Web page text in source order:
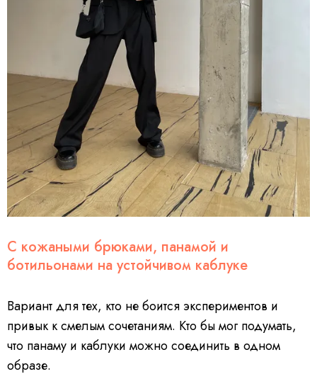
С кожаными брюками, панамой и
ботильонами на устойчивом каблуке
Вариант для тех, кто не боится экспериментов и
привык к смелым сочетаниям. Кто бы мог подумать,
что панаму и каблуки можно соединить в одном
образе.